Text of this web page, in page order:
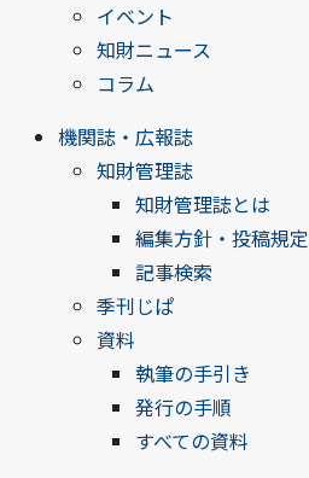
イベント
知財ニュース
コラム
機関誌・広報誌
知財管理誌
知財管理誌とは
編集方針・投稿規定
記事検索
季刊じぱ
資料
執筆の手引き
発行の手順
すべての資料